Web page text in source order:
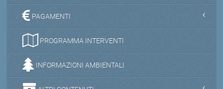
PAGAMENTI
PROGRAMMA INTERVENTI
INFORMAZIONI AMBIENTALI